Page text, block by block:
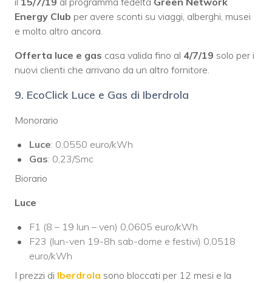
Energy Club per avere sconti su viaggi, alberghi, musei
e molto altro ancora.
Offerta luce e gas casa valida fino al 4/7/19 solo per i
nuovi clienti che arrivano da un altro fornitore.
9. EcoClick Luce e Gas di Iberdrola
Monorario
Luce: 0,0550 euro/kWh
Gas: 0,23/Smc
Biorario
Luce
F1 (8 – 19 lun – ven) 0,0605 euro/kWh
F23 (lun-ven 19-8h sab-dome e festivi) 0,0518
euro/kWh
I prezzi di Iberdrola sono bloccati per 12 mesi e la